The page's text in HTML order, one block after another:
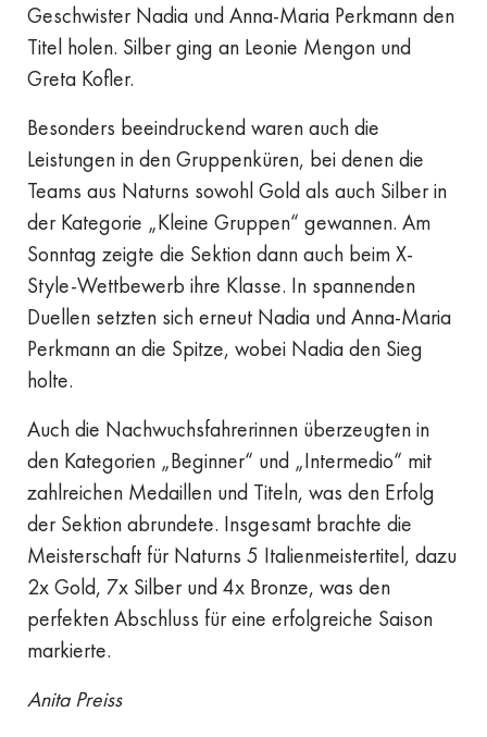
Geschwister Nadia und Anna-Maria Perkmann den
Titel holen. Silber ging an Leonie Mengon und
Greta Kofler.
Besonders beeindruckend waren auch die
Leistungen in den Gruppenküren, bei denen die
Teams aus Naturns sowohl Gold als auch Silber in
der Kategorie „Kleine Gruppen“ gewannen. Am
Sonntag zeigte die Sektion dann auch beim X-
Style-Wettbewerb ihre Klasse. In spannenden
Duellen setzten sich erneut Nadia und Anna-Maria
Perkmann an die Spitze, wobei Nadia den Sieg
holte.
Auch die Nachwuchsfahrerinnen überzeugten in
den Kategorien „Beginner“ und „Intermedio“ mit
zahlreichen Medaillen und Titeln, was den Erfolg
der Sektion abrundete. Insgesamt brachte die
Meisterschaft für Naturns 5 Italienmeistertitel, dazu
2x Gold, 7x Silber und 4x Bronze, was den
perfekten Abschluss für eine erfolgreiche Saison
markierte.
Anita Preiss